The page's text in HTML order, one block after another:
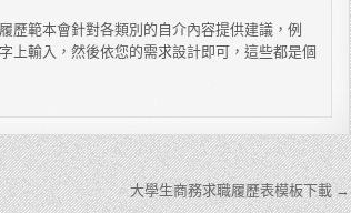
歷範本會針對各類別的自介內容提供建議，例
上輸入，然後依您的需求設計即可，這些都是個
大學生商務求職履歷表模板下載 →